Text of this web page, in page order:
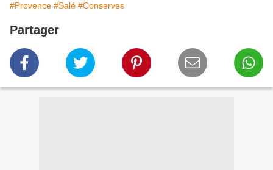
#Provence #Salé #Conserves
Partager